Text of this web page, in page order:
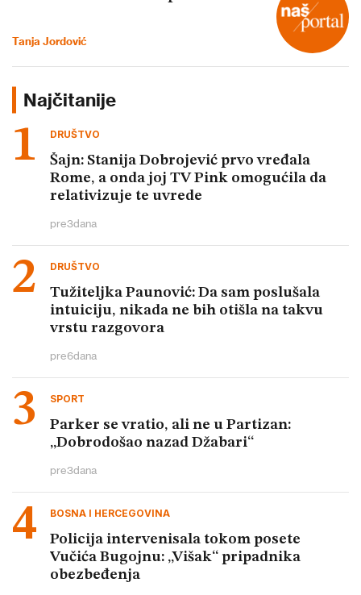
Tanja Jordović
Najčitanije
DRUŠTVO
Šajn: Stanija Dobrojević prvo vređala
Rome, a onda joj TV Pink omogućila da
relativizuje te uvrede
pre3dana
DRUŠTVO
Tužiteljka Paunović: Da sam poslušala
intuiciju, nikada ne bih otišla na takvu
vrstu razgovora
pre6dana
SPORT
Parker se vratio, ali ne u Partizan:
„Dobrodošao nazad Džabari“
pre3dana
BOSNA I HERCEGOVINA
Policija intervenisala tokom posete
Vučića Bugojnu: „Višak“ pripadnika
obezbeđenja